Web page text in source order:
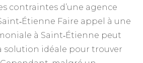
contraintes d’une agence
Faire appel à une
à Saint‑Étienne peut
solution idéale pour trouver